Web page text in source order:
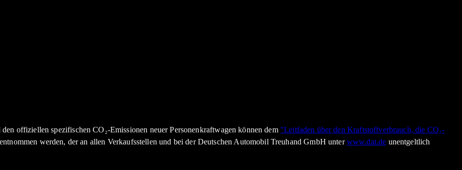
offiziellen spezifischen CO₂-Emissionen neuer Personenkraftwagen können dem "Leitfaden über den Kraftstoffverbrauch, die CO₂-
werden, der an allen Verkaufsstellen und bei der Deutschen Automobil Treuhand GmbH unterwww.dat.de unentgeltlich